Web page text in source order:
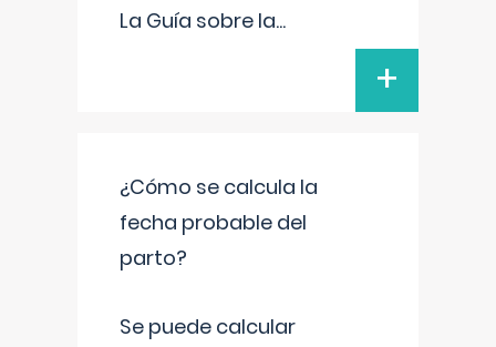
La Guía sobre la...
+
¿Cómo se calcula la
fecha probable del
parto?
Se puede calcular